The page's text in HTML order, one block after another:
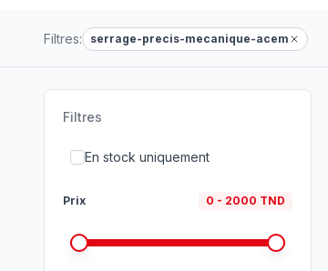
Filtres: serrage-precis-mecanique-acem
Filtres
En stock uniquement
Prix 0 - 2000 TND